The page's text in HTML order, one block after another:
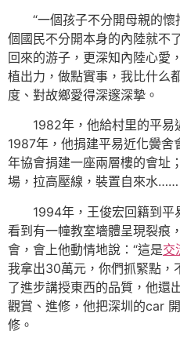
“一個孩子不分開母親的
個國民不分開本身的內陸就不
回來的游子，更深知內陸心愛
植出力，做點實事，我比什么
度、對故鄉愛得深邃深摯。
1982年，他給村里的平易
1987年，他捐建平易近化黌
年協會捐建一座兩層樓的會址
場，拉高壓線，裝置自來水……
1994年，王俊宏回籍到平
看到有一幢教室墻體呈現裂痕
會，會上他動情地說：“這是交
我拿出30萬元，你們抓緊點，
了進步講授東西的品質，他還
觀賞、進修，他把深圳的car
修。